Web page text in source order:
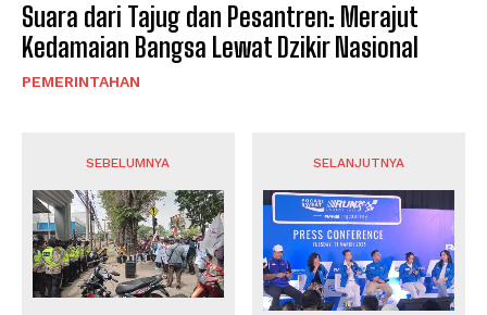
Suara dari Tajug dan Pesantren: Merajut
Kedamaian Bangsa Lewat Dzikir Nasional
PEMERINTAHAN
SEBELUMNYA SELANJUTNYA